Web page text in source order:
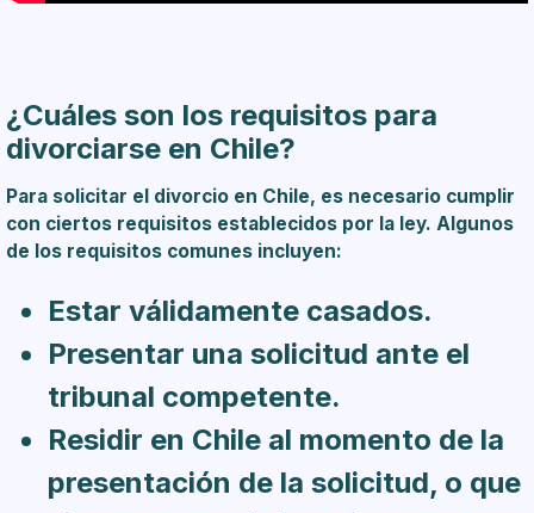
¿Cuáles son los requisitos para
divorciarse en Chile?
Para solicitar el divorcio en Chile, es necesario cumplir
con ciertos requisitos establecidos por la ley. Algunos
de los requisitos comunes incluyen:
Estar válidamente casados.
Presentar una solicitud ante el
tribunal competente.
Residir en Chile al momento de la
presentación de la solicitud, o que